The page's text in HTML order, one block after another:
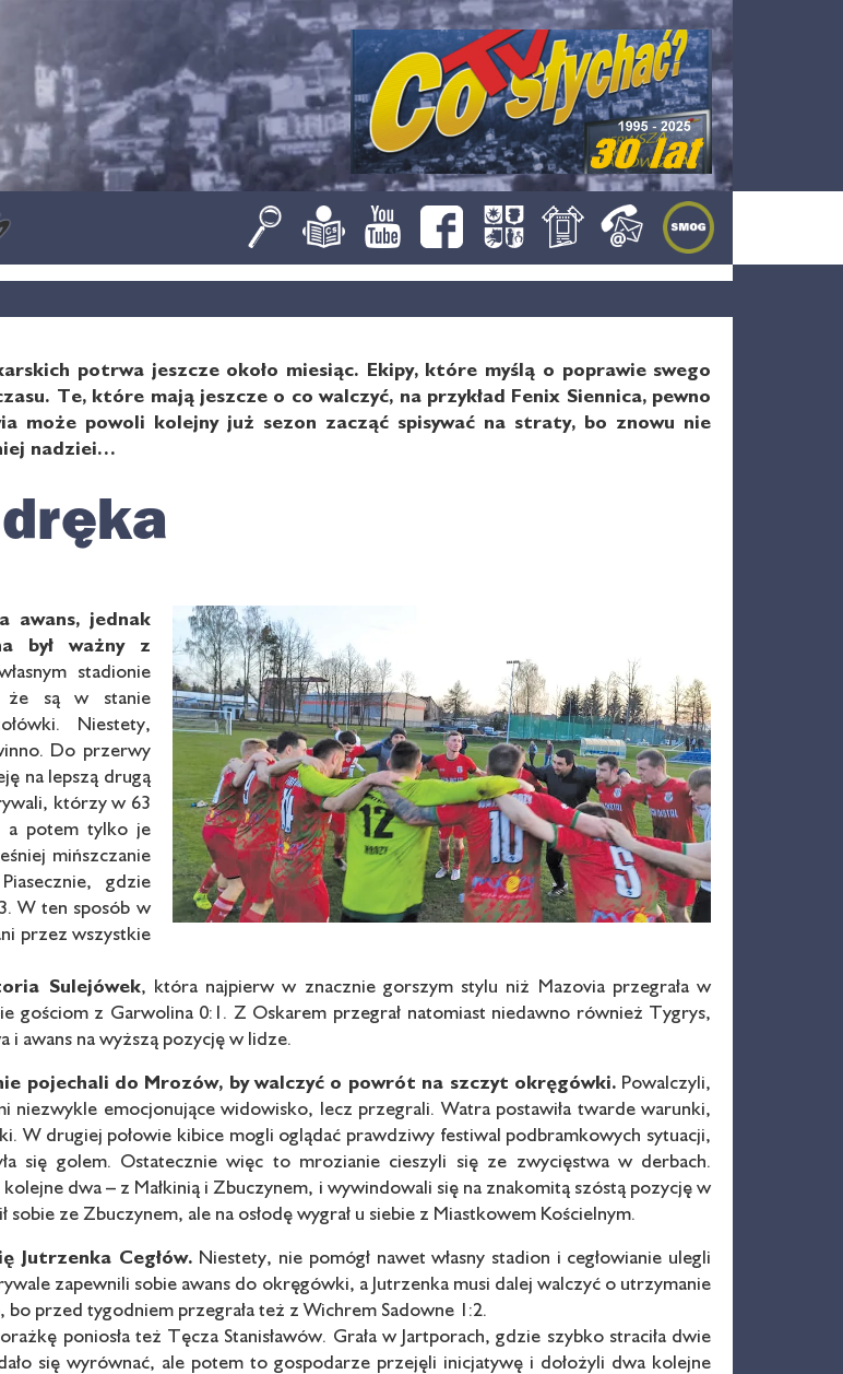
potrwa jeszcze około miesiąc. Ekipy, które myślą o poprawie swego
Te, które mają jeszcze o co walczyć, na przykład Fenix Siennica, pewno
może powoli kolejny już sezon zacząć spisywać na straty, bo znowu nie
nadziei…
awans, jednak
był ważny z
stadionie
że są w stanie
Niestety,
Do przerwy
na lepszą drugą
którzy w 63
a potem tylko je
mińszczanie
gdzie
W ten sposób w
przez wszystkie
Sulejówek, która najpierw w znacznie gorszym stylu niż Mazovia przegrała w
gościom z Garwolina 0:1. Z Oskarem przegrał natomiast niedawno również Tygrys,
i awans na wyższą pozycję w lidze.
pojechali do Mrozów, by walczyć o powrót na szczyt okręgówki. Powalczyli,
niezwykle emocjonujące widowisko, lecz przegrali. Watra postawiła twarde warunki,
W drugiej połowie kibice mogli oglądać prawdziwy festiwal podbramkowych sytuacji,
się golem. Ostatecznie więc to mrozianie cieszyli się ze zwycięstwa w derbach.
dwa – z Małkinią i Zbuczynem, i wywindowali się na znakomitą szóstą pozycję w
sobie ze Zbuczynem, ale na osłodę wygrał u siebie z Miastkowem Kościelnym.
Jutrzenka Cegłów. Niestety, nie pomógł nawet własny stadion i cegłowianie ulegli
zapewnili sobie awans do okręgówki, a Jutrzenka musi dalej walczyć o utrzymanie
przed tygodniem przegrała też z Wichrem Sadowne 1:2.
poniosła też Tęcza Stanisławów. Grała w Jartporach, gdzie szybko straciła dwie
się wyrównać, ale potem to gospodarze przejęli inicjatywę i dołożyli dwa kolejne